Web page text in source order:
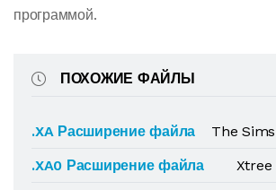
программой.
ПОХОЖИЕ ФАЙЛЫ
.XA Расширение файла
The
.XA0 Расширение файла
Xtree